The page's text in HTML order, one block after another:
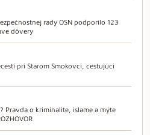
rady OSN podporilo 123
dôvery
pri Starom Smokovci, cestujúci
Pravda o kriminalite, islame a mýte